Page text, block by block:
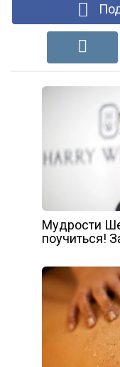
Мудрости
поучиться!